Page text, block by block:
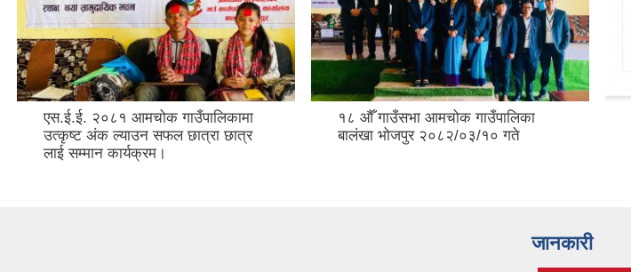
एस.ई.ई. २०८१ आमचोक गाउँपालिकामा
उत्कृष्ट अंक ल्याउन सफल छात्रा छात्र
लाई सम्मान कार्यक्रम।
१८ औँ गाउँसभा आमचोक गाउँपालिका
बालंखा भोजपुर २०८२/०३/१० गते
जानकारी